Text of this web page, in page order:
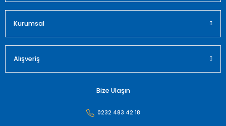
Kurumsal
Alışveriş
Bize Ulaşın
0232 483 42 18